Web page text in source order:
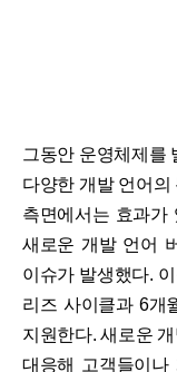
그동안 운영체제를
다양한 개발 언어의
측면에서는 효과가
새로운 개발 언어
이슈가 발생했다.
리즈 사이클과 6개
지원한다. 새로운
대응해 고객들이나